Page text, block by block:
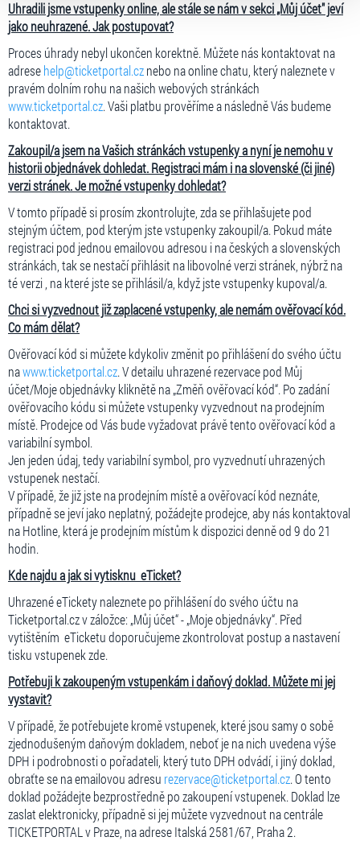
„Cookies a jejich nastavení“.
Uhradili jsme vstupenky online, ale stále se nám v sekci „Můj účet" jeví
jako neuhrazené. Jak postupovat?
Proces úhrady nebyl ukončen korektně. Můžete nás kontaktovat na
adresehelp@ticketportal.cznebo na online chatu, který naleznete v
pravém dolním rohu na našich webových stránkách
www.ticketportal.cz. Vaši platbu prověříme a následně Vás budeme
kontaktovat.
Zakoupil/a jsem na Vašich stránkách vstupenky a nyní je nemohu v
historii objednávek dohledat. Registraci mám i na slovenské (či jiné)
verzi stránek. Je možné vstupenky dohledat?
V tomto případě si prosím zkontrolujte, zda se přihlašujete pod
stejným účtem, pod kterým jste vstupenky zakoupil/a. Pokud máte
registraci pod jednou emailovou adresou i na českých a slovenských
stránkách, tak se nestačí přihlásit na libovolné verzi stránek, nýbrž na
té verzi , na které jste se přihlásil/a, když jste vstupenky kupoval/a.
Chci si vyzvednout již zaplacené vstupenky, ale nemám ověřovací kód.
Co mám dělat?
Ověřovací kód si můžete kdykoliv změnit po přihlášení do svého účtu
nawww.ticketportal.cz. V detailu uhrazené rezervace pod Můj
účet/Moje objednávky kliknětě na „Změň ověřovací kód“. Po zadání
ověřovacího kódu si můžete vstupenky vyzvednout na prodejním
místě. Prodejce od Vás bude vyžadovat právě tento ověřovací kód a
variabilní symbol.
Jen jeden údaj, tedy variabilní symbol, pro vyzvednutí uhrazených
vstupenek nestačí.
V případě, že již jste na prodejním místě a ověřovací kód neznáte,
případně se jeví jako neplatný, požádejte prodejce, aby nás kontaktoval
na Hotline, která je prodejním místům k dispozici denně od 9 do 21
hodin.
Kde najdu a jak si vytisknu eTicket?
Uhrazené eTickety naleznete po přihlášení do svého účtu na
Ticketportal.cz v záložce: „Můj účet“ - „Moje objednávky“. Před
vytištěním eTicketu doporučujeme zkontrolovat postup a nastavení
tisku vstupenek zde.
Potřebuji k zakoupeným vstupenkám i daňový doklad. Můžete mi jej
vystavit?
V případě, že potřebujete kromě vstupenek, které jsou samy o sobě
zjednodušeným daňovým dokladem, neboť je na nich uvedena výše
DPH i podrobnosti o pořadateli, který tuto DPH odvádí, i jiný doklad,
obraťte se na emailovou adresu rezervace@ticketportal.cz. O tento
doklad požádejte bezprostředně po zakoupení vstupenek. Doklad lze
zaslat elektronicky, případně si jej můžete vyzvednout na centrále
TICKETPORTAL v Praze, na adrese Italská 2581/67, Praha 2.